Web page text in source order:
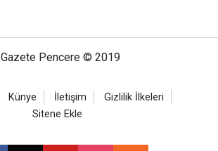
Gazete Pencere © 2019
Künye İletişim
Gizlilik İlkeleri
Sitene Ekle